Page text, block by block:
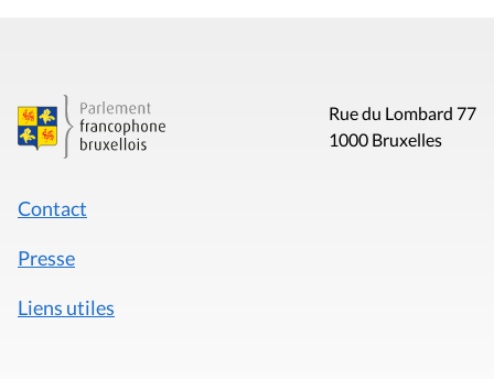
Rue du Lombard 77
1000 Bruxelles
Contact
Presse
Liens utiles